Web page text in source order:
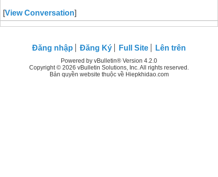
[View Conversation]
Đăng nhập Đăng Ký Full Site Lên trên
Powered by vBulletin® Version 4.2.0
Copyright © 2026 vBulletin Solutions, Inc. All rights reserved.
Bản quyền website thuộc về Hiepkhidao.com